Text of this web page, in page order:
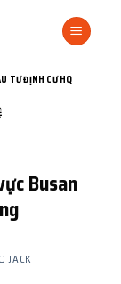
TƯ ĐỊNH CƯ HQ
Busan
JACK